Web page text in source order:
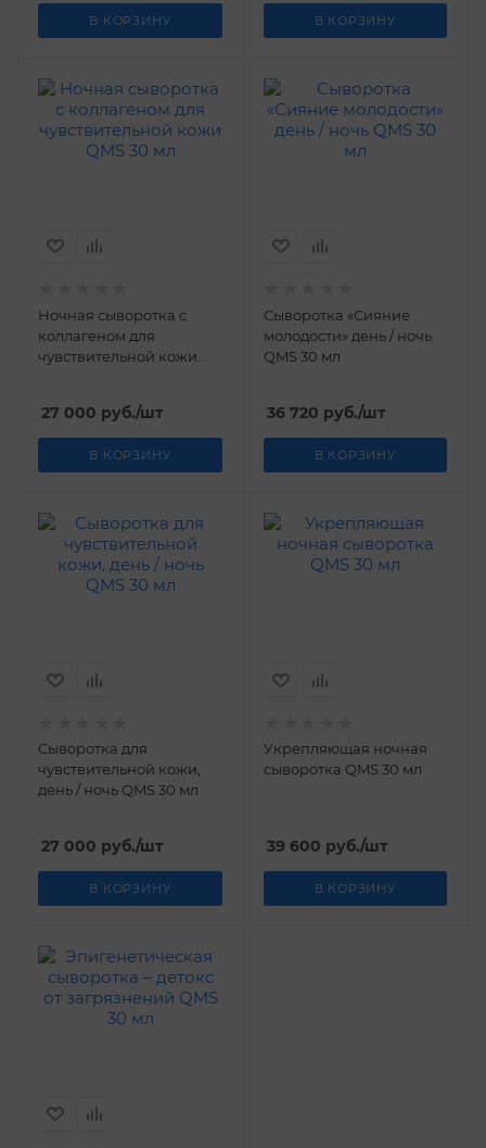
В КОРЗИНУ В КОРЗИНУ
Ночная сыворотка с
коллагеном для
чувствительной кожи
27 000 руб./шт
В КОРЗИНУ
Сыворотка «Сияние
молодости» день / ночь
QMS 30 мл
36 720 руб./шт
В КОРЗИНУ
Сыворотка для
чувствительной кожи,
день / ночь QMS 30 мл
27 000 руб./шт
В КОРЗИНУ
Укрепляющая ночная
сыворотка QMS 30 мл
39 600 руб./шт
В КОРЗИНУ